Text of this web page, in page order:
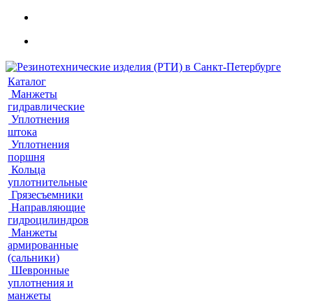
Каталог
Манжеты
гидравлические
Уплотнения
штока
Уплотнения
поршня
Кольца
уплотнительные
Грязесъемники
Направляющие
гидроцилиндров
Манжеты
армированные
(сальники)
Шевронные
уплотнения и
манжеты